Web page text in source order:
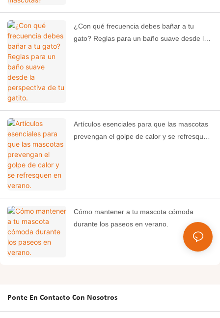
¿Con qué frecuencia debes bañar a tu
gato? Reglas para un baño suave desde la
Artículos esenciales para que las mascotas
prevengan el golpe de calor y se refresquen
Cómo mantener a tu mascota cómoda
durante los paseos en verano.
Ponte En Contacto Con Nosotros